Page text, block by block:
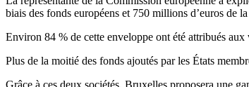
biais des fonds européens et 750 millions d’euros de
Environ 84 % de cette enveloppe ont été attribués aux
Plus de la moitié des fonds ajoutés par les États